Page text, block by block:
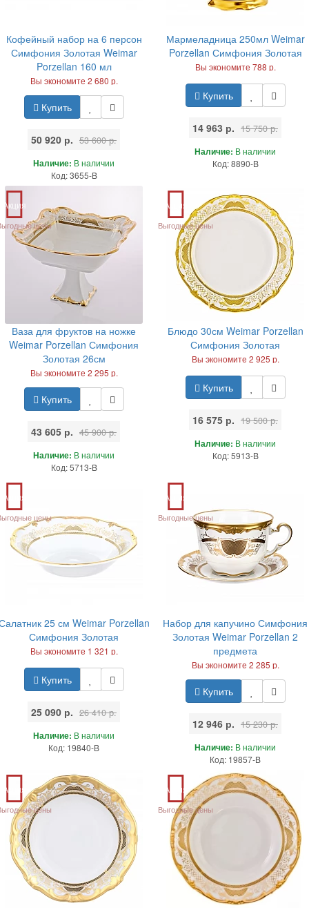
Кофейный набор на 6 персон
Симфония Золотая Weimar
Porzellan 160 мл
Вы экономите 2 680 р.
Купить
50 920 р. 53 600 р.
Наличие: В наличии
Код: 3655-B
Мармеладница 250мл Weimar
Porzellan Симфония Золотая
Вы экономите 788 р.
Купить
14 963 р. 15 750 р.
Наличие: В наличии
Код: 8890-B
Акция
цены
Ваза для фруктов на ножке
Weimar Porzellan Симфония
Золотая 26см
Вы экономите 2 295 р.
Купить
43 605 р. 45 900 р.
Наличие: В наличии
Код: 5713-B
Акция
Выгодные цены
Блюдо 30см Weimar Porzellan
Симфония Золотая
Вы экономите 2 925 р.
Купить
16 575 р. 19 500 р.
Наличие: В наличии
Код: 5913-B
Акция
цены
25 см Weimar Porzellan
Симфония Золотая
Вы экономите 1 321 р.
Купить
25 090 р. 26 410 р.
Наличие: В наличии
Код: 19840-B
Акция
Выгодные цены
Набор для капучино Симфония
Золотая Weimar Porzellan 2
предмета
Вы экономите 2 285 р.
Купить
12 946 р. 15 230 р.
Наличие: В наличии
Код: 19857-B
Акция
цены
Акция
Выгодные цены